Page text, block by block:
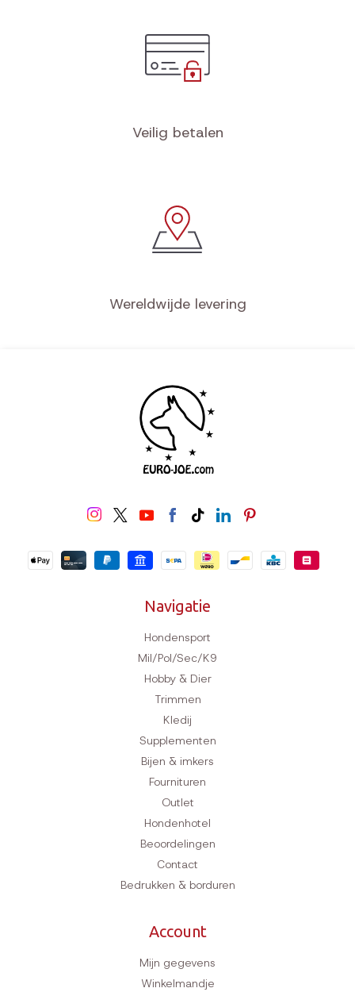
Veilig betalen
Wereldwijde levering
Navigatie
Hondensport
Mil/Pol/Sec/K9
Hobby & Dier
Trimmen
Kledij
Supplementen
Bijen & imkers
Fournituren
Outlet
Hondenhotel
Beoordelingen
Contact
Bedrukken & borduren
Account
Mijn gegevens
Winkelmandje